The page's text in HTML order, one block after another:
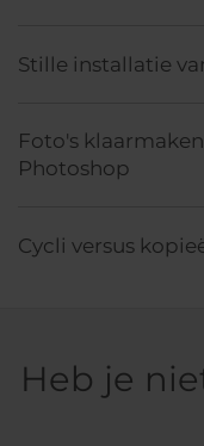
Stille installatie
Foto's
Photoshop
Cycli versus
Heb je